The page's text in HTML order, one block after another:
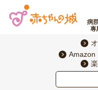
Amazon